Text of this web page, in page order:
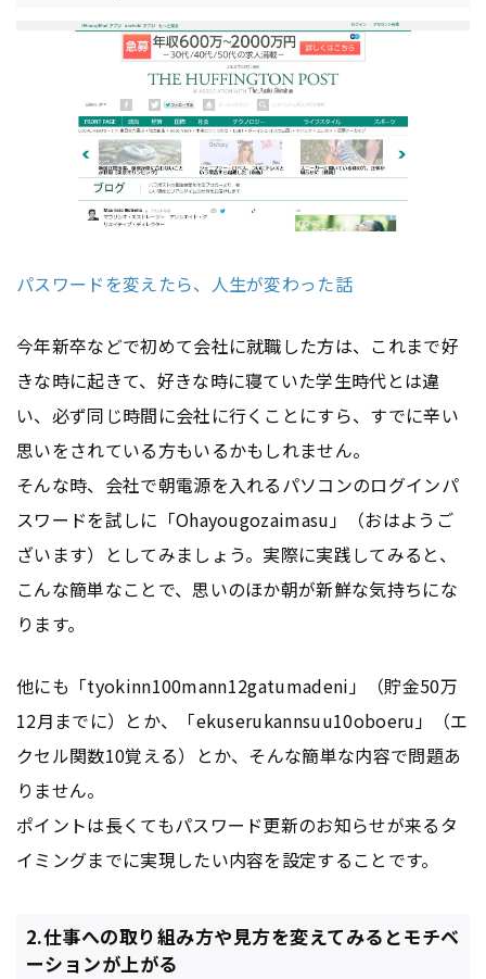
パスワードを変えたら、人生が変わった話
今年新卒などで初めて会社に就職した方は、これまで好
きな時に起きて、好きな時に寝ていた学生時代とは違
い、必ず同じ時間に会社に行くことにすら、すでに辛い
思いをされている方もいるかもしれません。
そんな時、会社で朝電源を入れるパソコンのログインパ
スワードを試しに「Ohayougozaimasu」（おはようご
ざいます）としてみましょう。実際に実践してみると、
こんな簡単なことで、思いのほか朝が新鮮な気持ちにな
ります。
他にも「tyokinn100mann12gatumadeni」（貯金50万
12月までに）とか、「ekuserukannsuu10oboeru」（エ
クセル関数10覚える）とか、そんな簡単な内容で問題あ
りません。
ポイントは長くてもパスワード更新のお知らせが来るタ
イミングまでに実現したい内容を設定することです。
2.仕事への取り組み方や見方を変えてみるとモチベ
ーションが上がる